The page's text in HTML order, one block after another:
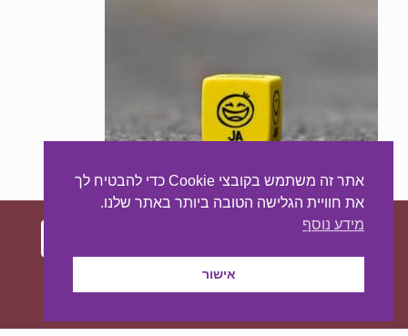
עיצוב ובניית האתר:מאסטר סייט - יצירת נוכחות
באינטרנט
אתר זה משתמש בקובצי Cookie כדי להבטיח לך
את חוויית הגלישה הטובה ביותר באתר שלנו.
מידע נוסף
אישור